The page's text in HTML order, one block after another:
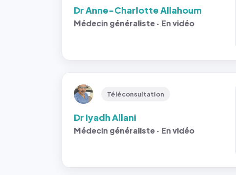
Dr Anne-Charlotte Allahoum
Médecin généraliste · En vidéo
Téléconsultation
Dr Iyadh Allani
Médecin généraliste · En vidéo